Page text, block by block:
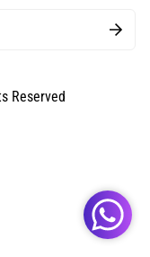
Reserved